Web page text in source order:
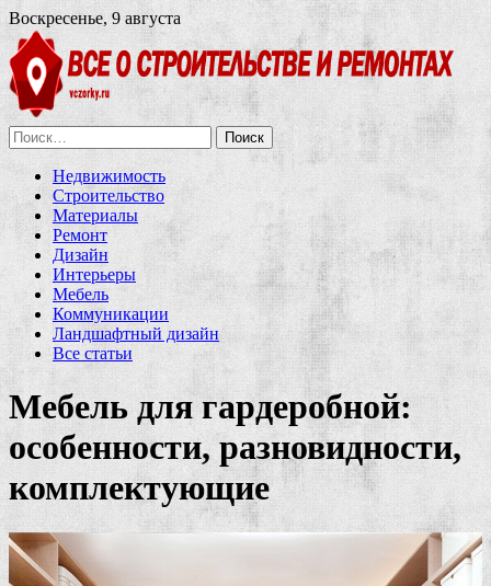
Воскресенье, 9 августа
Найти:
Недвижимость
Строительство
Материалы
Ремонт
Дизайн
Интерьеры
Мебель
Коммуникации
Ландшафтный дизайн
Все статьи
Мебель для гардеробной:
особенности, разновидности,
комплектующие